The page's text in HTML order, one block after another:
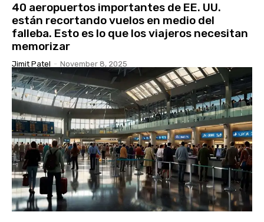
40 aeropuertos importantes de EE. UU.
están recortando vuelos en medio del
falleba. Esto es lo que los viajeros necesitan
memorizar
Jimit Patel - November 8, 2025